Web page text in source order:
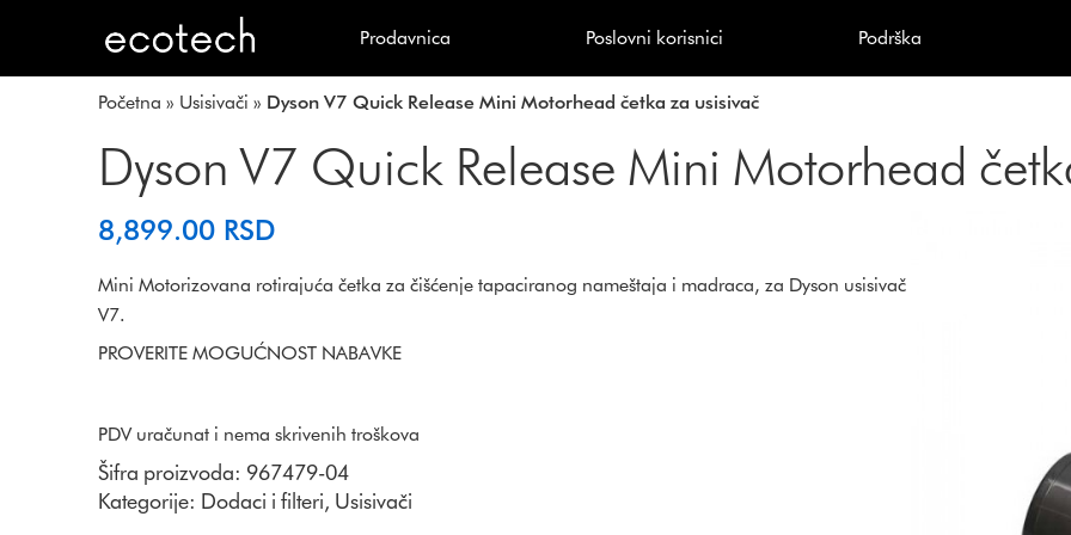
Prodavnica Poslovni korisnici Podrška
Početna » Usisivači » Dyson V7 Quick Release Mini Motorhead četka za usisivač
Dyson V7 Quick Release Mini Motorhead
8,899.00 RSD
Mini Motorizovana rotirajuća četka za čišćenje tapaciranog nameštaja i madraca, za Dyson usisivač
V7.
PROVERITE MOGUĆNOST NABAVKE
PDV uračunat i nema skrivenih troškova
Šifra proizvoda: 967479-04
Kategorije: Dodaci i filteri, Usisivači